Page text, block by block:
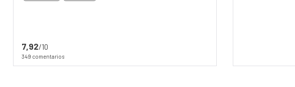
7,92/10
349 comentarios